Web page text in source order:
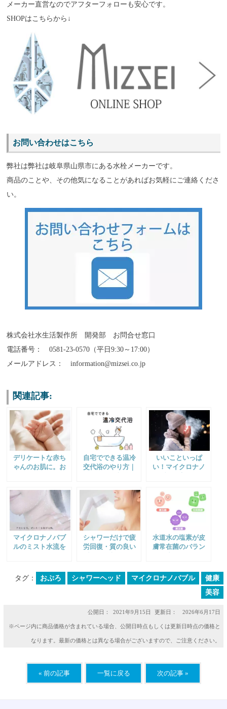
メーカー直営なのでアフターフォローも安心です。
SHOPはこちらから↓
お問い合わせはこちら
弊社は弊社は岐阜県山県市にある水栓メーカーです。
商品のことや、その他気になることがあればお気軽にご連絡くださ
い。
株式会社水生活製作所 開発部 お問合せ窓口
電話番号： 0581-23-0570（平日9:30～17:00）
メールアドレス： information@mizsei.co.jp
関連記事:
デリケートな赤ち
ゃんのお肌に。お
自宅でできる温冷
交代浴のやり方｜
方法
いいこといっぱ
い！マイクロナノ
マイクロナノバブ
ルのミスト水流を
シャワーだけで疲
労回復・質の良い
水道水の塩素が皮
膚常在菌のバラン
除去入浴剤で美肌
菌を育てよう
タグ： おぷろ シャワーヘッド マイクロナノバブル
健康
美容
公開日： 2021年9月15日 更新日： 2026年6月17日
※ページ内に商品価格が含まれている場合、公開日時点もしくは更新日時点の価格と
なります。最新の価格とは異なる場合がございますので、ご注意ください。
« 前の記事 一覧に戻る 次の記事 »